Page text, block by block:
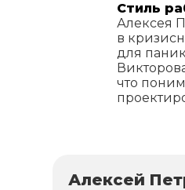
Стиль
Алексея
в
для
что
Алексей